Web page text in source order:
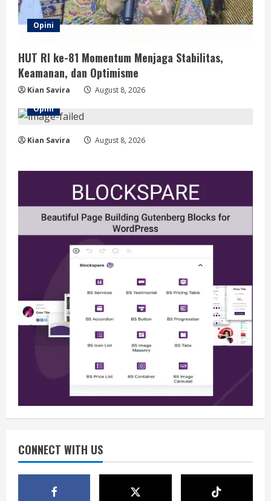
Opini
HUT RI ke-81 Momentum Menjaga Stabilitas,
Keamanan, dan Optimisme
Kian Savira
August 8, 2026
Opini
Kian Savira August 8, 2026
CONNECT WITH US
Berita
Situasi Nasional Aman, Publik Diminta
Waspadai Provokasi Jelang HUT RI
August 8, 2026
3
Opini
Situasi Nasional Aman Harus Dijaga